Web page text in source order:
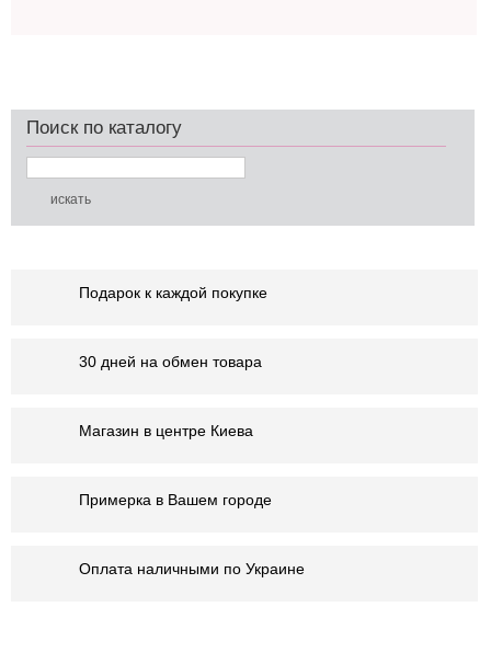
Поиск по каталогу
Подарок к каждой покупке
30 дней на обмен товара
Магазин в центре Киева
Примерка в Вашем городе
Оплата наличными по Украине